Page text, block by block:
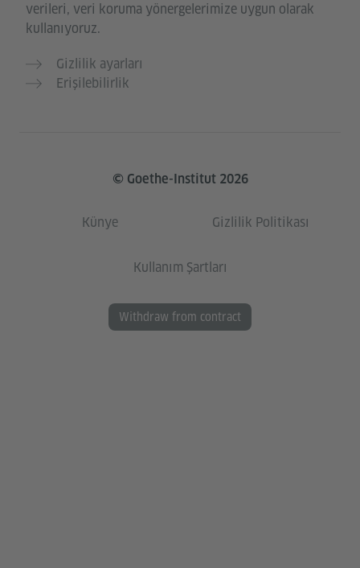
verileri, veri koruma yönergelerimize uygun olarak
kullanıyoruz.
Gizlilik ayarları
Erişilebilirlik
© Goethe-Institut 2026
Künye Gizlilik Politikası
Kullanım Şartları
Withdraw from contract